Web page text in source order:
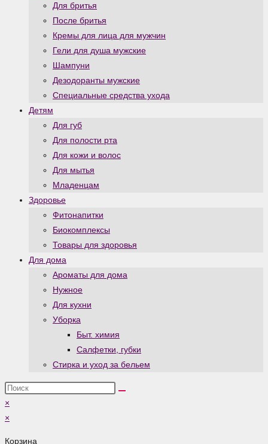
Для бритья
После бритья
Кремы для лица для мужчин
Гели для душа мужские
Шампуни
Дезодоранты мужские
Специальные средства ухода
Детям
Для губ
Для полости рта
Для кожи и волос
Для мытья
Младенцам
Здоровье
Фитонапитки
Биокомплексы
Товары для здоровья
Для дома
Ароматы для дома
Нужное
Для кухни
Уборка
Быт. химия
Салфетки, губки
Стирка и уход за бельем
Поиск
на
сайте
×
×
Корзина